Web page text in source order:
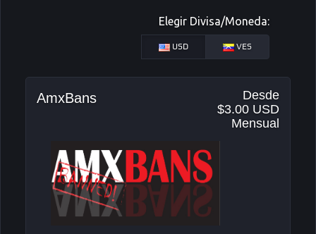
Elegir Divisa/Moneda:
USD VES
Desde
$3.00 USD
Mensual
AmxBans